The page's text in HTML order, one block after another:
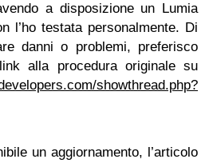
a disposizione un Lumia
l’ho testata personalmente. Di
danni o problemi, preferisco
alla procedura originale su
showthread.php?
un aggiornamento, l’articolo